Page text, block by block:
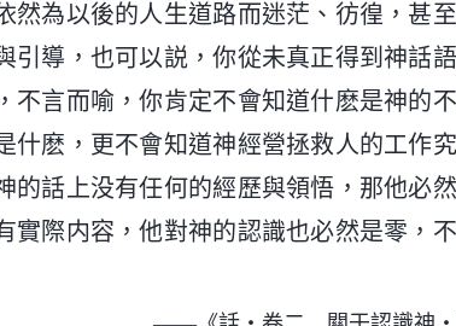
然為以後的人生道路而迷茫、彷徨，甚
引導，也可以説，你從未真正得到神話
不言而喻，你肯定不會知道什麽是神的
什麽，更不會知道神經營拯救人的工作
的話上没有任何的經歷與領悟，那他必
實際内容，他對神的認識也必然是零，